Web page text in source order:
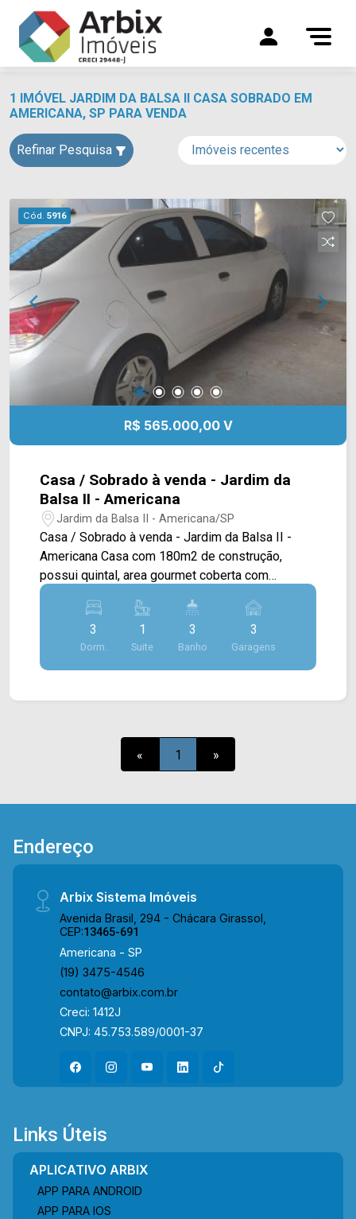
1 IMÓVEL JARDIM DA BALSA II CASA SOBRADO EM
AMERICANA, SP PARA VENDA
Refinar Pesquisa
Cód. 5916
R$ 565.000,00 V
Casa / Sobrado à venda - Jardim da
Balsa II - Americana
Jardim da Balsa II - Americana/SP
Casa / Sobrado à venda - Jardim da Balsa II -
Americana Casa com 180m2 de construção,
possui quintal, area gourmet coberta com
churrasqueira revestida e planejada.
Assobradada: Sala 2 ambientes; Cozinha
planejada; área de Serviço; 3 dormitórios sendo 1
suíte; 2 Banheiro Social; 3 vagas de garagem
cobertas. *Não aceita financiamento. *Aceita
Presente em cada mudança!
3
Dorm.
1
Suite
3
Banho
3
Garagens
« 1 »
Endereço
Arbix Sistema Imóveis
Avenida Brasil, 294 - Chácara Girassol,
CEP:13465-691
Americana - SP
(19) 3475-4546
contato@arbix.com.br
Creci: 1412J
CNPJ: 45.753.589/0001-37
Links Úteis
APLICATIVO ARBIX
APP PARA ANDROID
APP PARA IOS